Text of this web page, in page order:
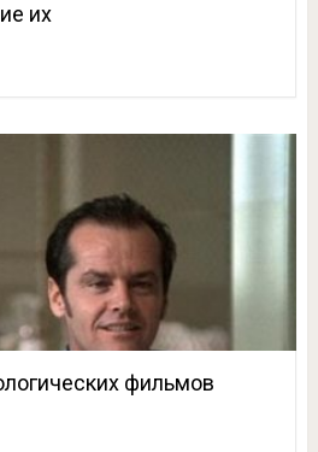
их
фильмов